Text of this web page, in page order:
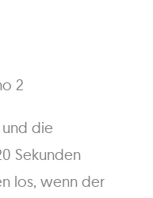
2
und die
Sekunden
los, wenn der